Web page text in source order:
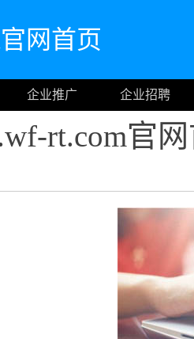
网首页
企业推广 企业招聘
rt.com官